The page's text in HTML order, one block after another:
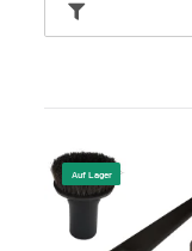
Auf Lager